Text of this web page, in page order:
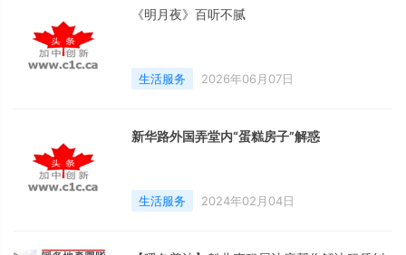
《明月夜》百听不腻
生活服务 2026年06月07日
新华路外国弄堂内“蛋糕房子”解惑
生活服务 2024年02月04日